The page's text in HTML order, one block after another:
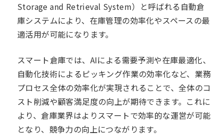
Storage and Retrieval System）と呼ばれる自動倉
庫システムにより、在庫管理の効率化やスペースの最
適活用が可能になります。
スマート倉庫では、AIによる需要予測や在庫最適化、
自動化技術によるピッキング作業の効率化など、業務
プロセス全体の効率化が実現されることで、全体のコ
スト削減や顧客満足度の向上が期待できます。これに
より、倉庫業界はよりスマートで効率的な運営が可能
となり、競争力の向上につながります。